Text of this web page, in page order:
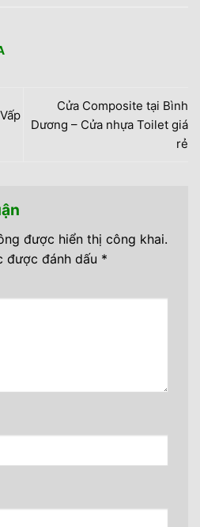
Cửa Composite tại Bình
Dương – Cửa nhựa Toilet giá
rẻ
được hiển thị công khai.
được đánh dấu *